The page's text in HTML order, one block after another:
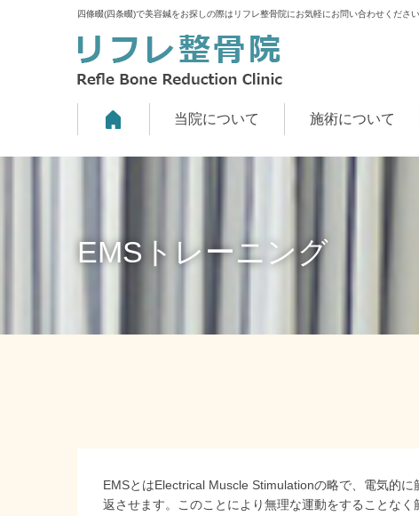
四條畷(四条畷)で美容鍼をお探しの際はリフレ整骨院にお気軽にお問い合わせください
当院について 施術について
EMSトレーニング
EMSとはElectrical Muscle Stimulationの略で、電気的
返させます。このことにより無理な運動をすることな